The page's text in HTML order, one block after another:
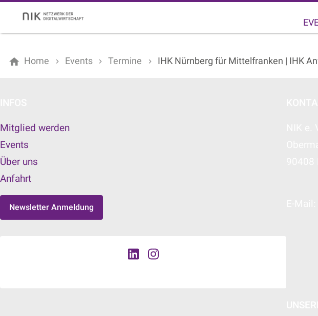
Home Events Termine IHK Nürnberg für Mittelfranken | IHK
Mitglied werden
Events
Über uns
Anfahrt
Newsletter Anmeldung